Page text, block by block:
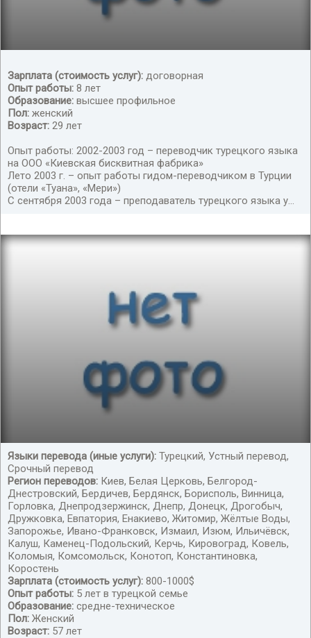
переводчик турецкого языка
Зарплата (стоимость услуг): договорная
Опыт работы: 8 лет
Образование: высшее профильное
Пол: женский
Возраст: 29 лет
Опыт работы: 2002-2003 год – переводчик турецкого языка
на ООО «Киевская бисквитная фабрика»
Лето 2003 г. – опыт работы гидом-переводчиком в Турции
(отели «Туана», «Мери»)
С сентября 2003 года – преподаватель турецкого языка у...
Ищу работу в турецкой семье
Языки перевода (иные услуги): Турецкий, Устный перевод,
Срочный перевод
Регион переводов: Киев, Белая Церковь, Белгород-
Днестровский, Бердичев, Бердянск, Борисполь, Винница,
Горловка, Днепродзержинск, Днепр, Донецк, Дрогобыч,
Дружковка, Евпатория, Енакиево, Житомир, Жёлтые Воды,
Запорожье, Ивано-Франковск, Измаил, Изюм, Ильичёвск,
Калуш, Каменец-Подольский, Керчь, Кировоград, Ковель,
Коломыя, Комсомольск, Конотоп, Константиновка,
Коростень
Зарплата (стоимость услуг): 800-1000$
Опыт работы: 5 лет в турецкой семье
Образование: средне-техническое
Пол: Женский
Возраст: 57 лет